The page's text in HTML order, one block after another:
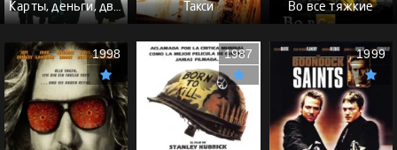
Карты, деньги, два ствола - (Перевод Гоблина) Такси Во все тяжкие
1998 1987 1999